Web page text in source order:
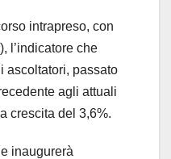
intrapreso, con
l’indicatore che
ascoltatori, passato
agli attuali
crescita del 3,6%.
inaugurerà